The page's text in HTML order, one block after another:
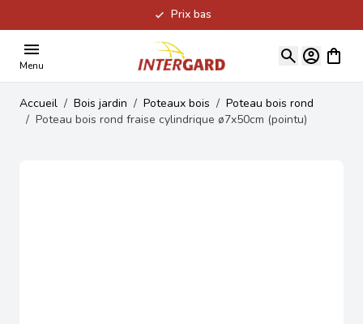
Prix bas
Menu
Voir
Accueil / Bois jardin / Poteaux bois / Poteau bois rond
/ Poteau bois rond fraise cylindrique ø7x50cm (pointu)